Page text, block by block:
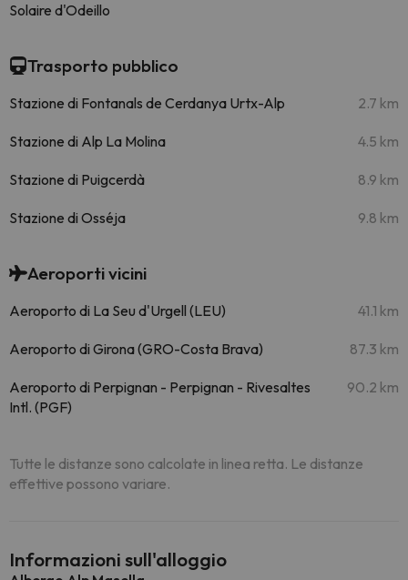
Solaire d'Odeillo
Trasporto pubblico
Stazione di Fontanals de Cerdanya Urtx-Alp 2.7 km
Stazione di Alp La Molina 4.5 km
Stazione di Puigcerdà 8.9 km
Stazione di Osséja 9.8 km
Aeroporti vicini
Aeroporto di La Seu d'Urgell (LEU) 41.1 km
Aeroporto di Girona (GRO-Costa Brava) 87.3 km
Aeroporto di Perpignan - Perpignan - Rivesaltes
Intl. (PGF)
90.2 km
Tutte le distanze sono calcolate in linea retta. Le distanze
effettive possono variare.
Informazioni sull'alloggio